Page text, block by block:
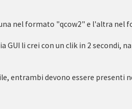
nel formato "qcow2" e l'altra nel
li crei con un clik in 2 secondi,
entrambi devono essere